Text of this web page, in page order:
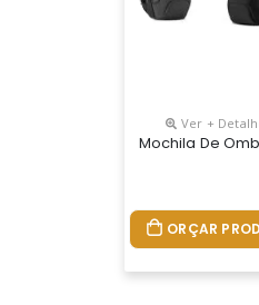
Ver +
Mochila De
ORÇAR